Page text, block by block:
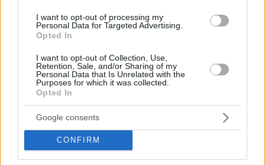
I want to opt-out of processing my
Personal Data for Targeted Advertising.
Opted In
I want to opt-out of Collection, Use,
Retention, Sale, and/or Sharing of my
Personal Data that Is Unrelated with the
Purposes for which it was collected.
Opted In
Google consents
CONFIRM
Website
Save my name, email and website in this browser for the
next time I comment.